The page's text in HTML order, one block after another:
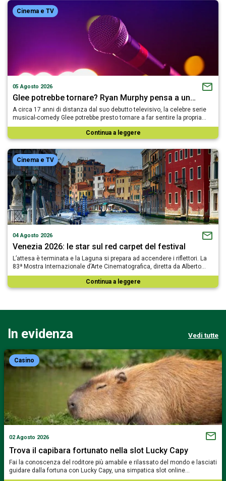
Cinema e TV
05 Agosto 2026
Glee potrebbe tornare? Ryan Murphy pensa a un…
A circa 17 anni di distanza dal suo debutto televisivo, la celebre serie
musical-comedy Glee potrebbe presto tornare a far sentire la propria…
Continua a leggere
Cinema e TV
04 Agosto 2026
Venezia 2026: le star sul red carpet del festival
L’attesa è terminata e la Laguna si prepara ad accendere i riflettori. La
83ª Mostra Internazionale d’Arte Cinematografica, diretta da Alberto…
Continua a leggere
In evidenza Vedi tutte
Casino
02 Agosto 2026
Trova il capibara fortunato nella slot Lucky Capy
Fai la conoscenza del roditore più amabile e rilassato del mondo e lasciati
guidare dalla fortuna con Lucky Capy, una simpatica slot online…